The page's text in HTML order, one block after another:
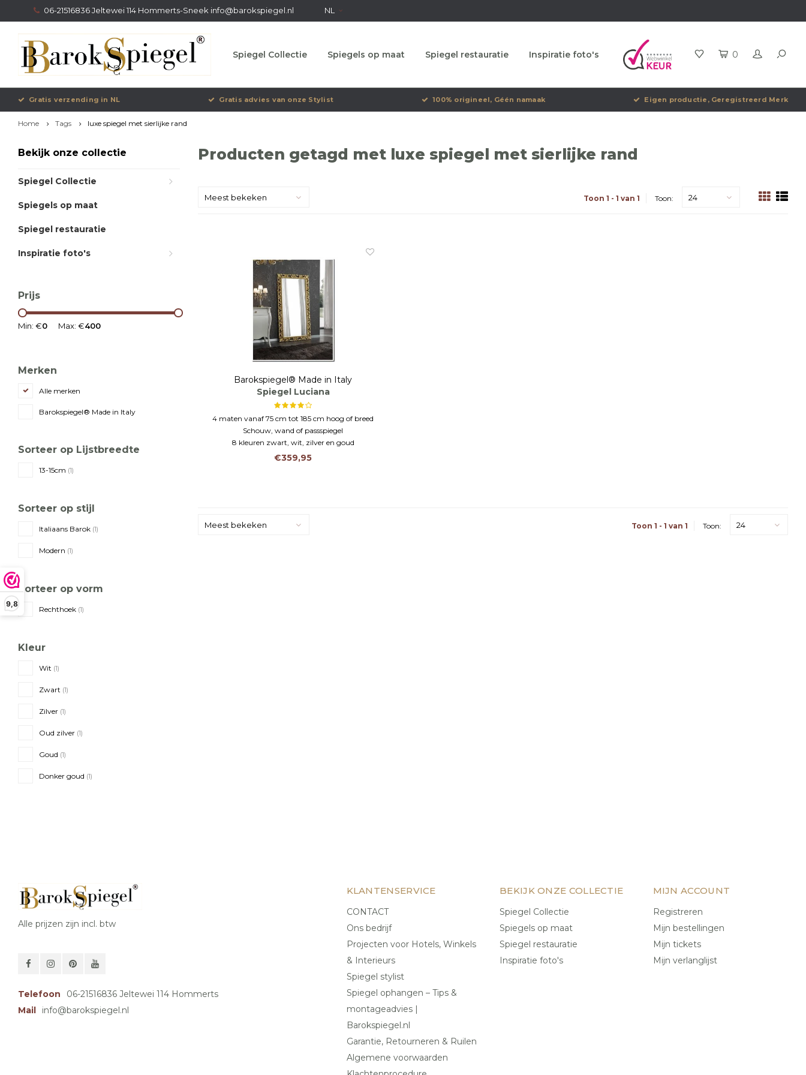
9,8
06-21516836 Jeltewei 114 Hommerts-Sneek info@barokspiegel.nl NL
Spiegel Collectie Spiegels op maat Spiegel restauratie Inspiratie foto's 0
Gratis verzending in NL Gratis advies van onze Stylist 100% origineel, Géén namaak Eigen productie, Geregistreerd Merk
Home Tags luxe spiegel met sierlijke rand
Bekijk onze collectie
Spiegel Collectie
Spiegels op maat
Spiegel restauratie
Inspiratie foto's
Prijs
Min: €0 Max: €400
Merken
Alle merken
Barokspiegel® Made in Italy
Sorteer op Lijstbreedte
13-15cm (1)
Sorteer op stijl
Italiaans Barok (1)
Modern (1)
Sorteer op vorm
Rechthoek (1)
Kleur
Wit (1)
Zwart (1)
Zilver (1)
Oud zilver (1)
Goud (1)
Donker goud (1)
Producten getagd met luxe spiegel met sierlijke rand
Meest bekeken Toon 1 - 1 van 1 Toon: 24
Barokspiegel® Made in Italy
Spiegel Luciana
4 maten vanaf 75 cm tot 185 cm hoog of breed
Schouw, wand of passspiegel
8 kleuren zwart, wit, zilver en goud
€359,95
Meest bekeken Toon 1 - 1 van 1 Toon: 24
Alle prijzen zijn incl. btw
Telefoon
06-21516836 Jeltewei 114 Hommerts
Mail
info@barokspiegel.nl
KLANTENSERVICE
CONTACT
Ons bedrijf
Projecten voor Hotels, Winkels
& Interieurs
Spiegel stylist
Spiegel ophangen – Tips &
montageadvies |
Barokspiegel.nl
Garantie, Retourneren & Ruilen
Algemene voorwaarden
BEKIJK ONZE COLLECTIE
Spiegel Collectie
Spiegels op maat
Spiegel restauratie
Inspiratie foto's
MIJN ACCOUNT
Registreren
Mijn bestellingen
Mijn tickets
Mijn verlanglijst